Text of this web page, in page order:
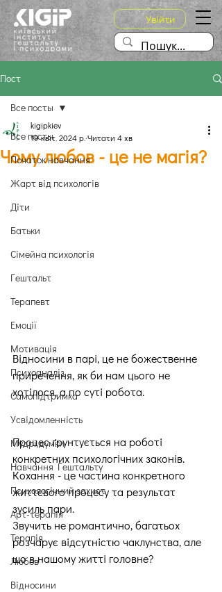
Увійти
Пост
Все посты
Початок навчання
Жарт від психологів
Діти
Батьки
Сімейна психологія
Гештальт
Терапевт
Емоції
Мотивація
Психоаналіз
Самопідтримка
Усвідомленність
Мудрі думки
Навчання Гештальту
Психологічний захист
Арт-терапія
Терапія
Любов
Відносини
Все посты
Чому любов - це не магія?
kigipkiev
19 квіт. 2024 р. Читати 4 хв
Відносини в парі, це не божественне
приречення, як би нам цього не
хотілося, а по суті робота.
Процес ґрунтується на роботі
конкретних психологічних законів.
Кохання - це частина конкретного
життєвого процесу та результат
зусиль пари.
Звучить не романтично, багатьох
розчарує відсутністю чаклунства, але
що в нашому житті головне?